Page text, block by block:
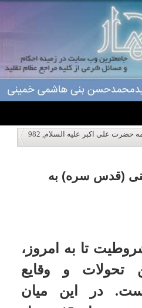
علی اکبر علیه السلام, 982
ابستن تحولات و وقایع
است.
و بصیرت الهی سکاندار
انقلاب اسلامی حضرت امام
مایه ای بود برای آنکه در